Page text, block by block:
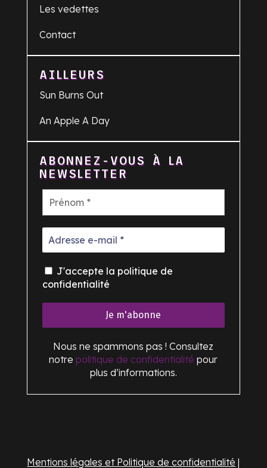
Les vedettes
Contact
AILLEURS
Sun Burns Out
An Apple A Day
ABONNEZ-VOUS À LA
NEWSLETTER
J'accepte la politique de
confidentialité
Nous ne spammons pas ! Consultez
notre politique de confidentialité pour
plus d’informations.
Mentions légales et Politique de confidentialité |